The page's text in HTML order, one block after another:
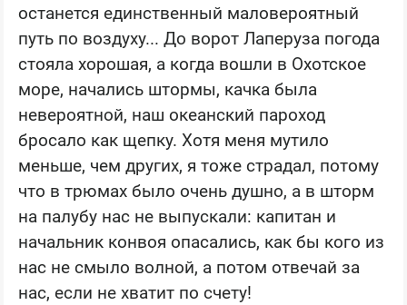
останется единственный маловероятный
путь по воздуху... До ворот Лаперуза погода
стояла хорошая, а когда вошли в Охотское
море, начались штормы, качка была
невероятной, наш океанский пароход
бросало как щепку. Хотя меня мутило
меньше, чем других, я тоже страдал, потому
что в трюмах было очень душно, а в шторм
на палубу нас не выпускали: капитан и
начальник конвоя опасались, как бы кого из
нас не смыло волной, а потом отвечай за
нас, если не хватит по счету!